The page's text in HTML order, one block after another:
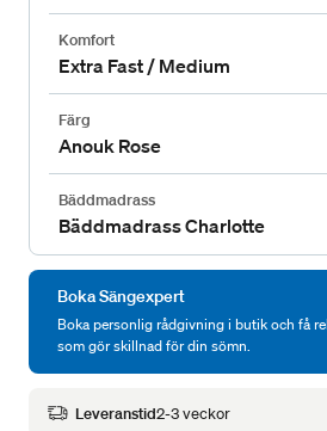
Komfort
Extra Fast / Medium
Färg
Anouk Rose
Bäddmadrass
Bäddmadrass Charlotte
Boka Sängexpert
Boka personlig rådgivning i butik och få
som gör skillnad för din sömn.
Leveranstid2-3 veckor